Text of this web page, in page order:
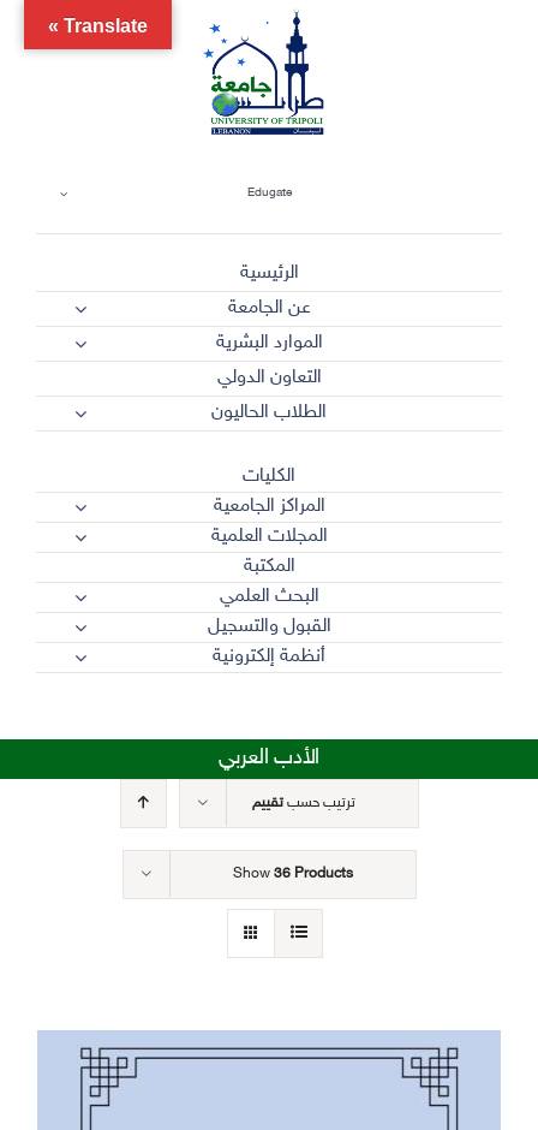
Edugate
الرئيسية
عن الجامعة
الموارد البشرية
التعاون الدولي
الطلاب الحاليون
الكليات
المراكز الجامعية
المجلات العلمية
المكتبة
البحث العلمي
القبول والتسجيل
أنظمة إلكترونية
الأدب العربي
ترتيب حسبتقييم
Show 36 Products
Translate »